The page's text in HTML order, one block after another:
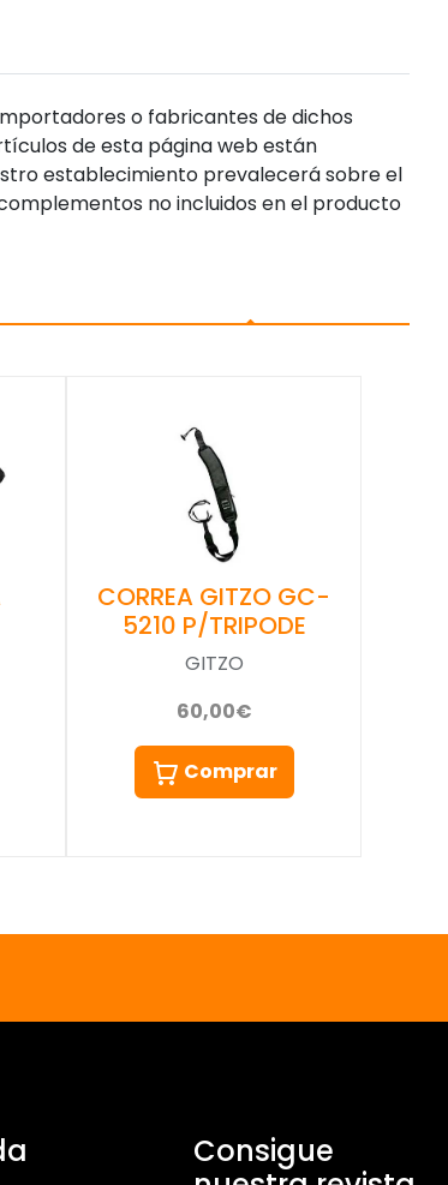
o fabricantes de dichos
de esta página web están
establecimiento prevalecerá sobre el
no incluidos en el producto
CORREA GITZO GC-
5210 P/TRIPODE
GITZO
60,00€
Comprar
Consigue